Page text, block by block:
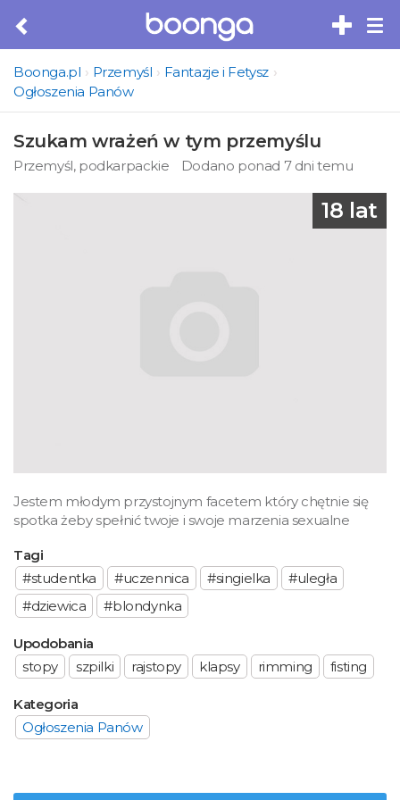
Boonga.pl
Przemyśl
Fantazje i Fetysz
Ogłoszenia Panów
Szukam wrażeń w tym przemyślu
Przemyśl, podkarpackie Dodano ponad 7 dni temu
18 lat
Jestem młodym przystojnym facetem który chętnie się
spotka żeby spełnić twoje i swoje marzenia sexualne
Tagi
#studentka
#uczennica #singielka
#uległa
#dziewica
#blondynka
Upodobania
stopy
szpilki rajstopy klapsy rimming fisting
Kategoria
Ogłoszenia Panów